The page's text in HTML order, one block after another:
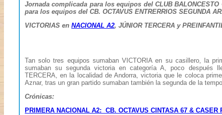
Jornada complicada para los equipos del CLUB
para los equipos del CB. OCTAVUS ENTRERRIOS SEGUNDA
VICTORIAS en NACIONAL A2, JÚNIOR TERCERA y
Tan solo tres equipos sumaban VICTORIA en su casillero, la
sumaban su segunda victoria en categoría A, poco después
TERCERA, en la localidad de Andorra, victoria que le coloca
Aznar, tras un gran partido sumaban también la segunda de la
Crónicas:
PRIMERA NACIONAL A2: CB. OCTAVUS CINTASA 67 & CASER